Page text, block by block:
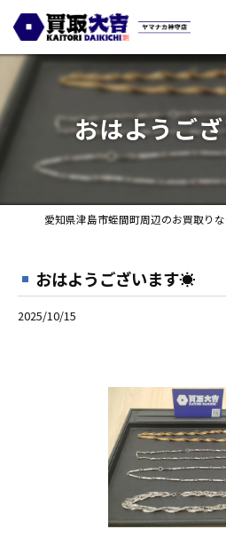
おはようご
おはようございます☀
2025/10/15